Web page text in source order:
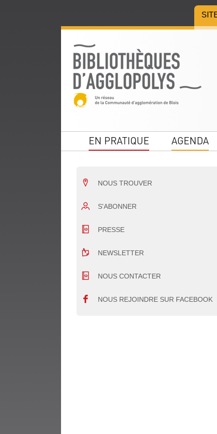
menu
contenu
la
EN PRATIQUE AGENDA
NOUS TROUVER
S'ABONNER
PRESSE
NEWSLETTER
NOUS CONTACTER
NOUS REJOINDRE SUR FACEBOOK